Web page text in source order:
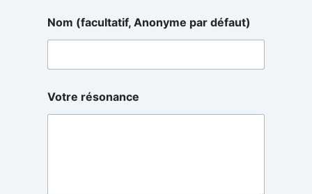
a
r
r
é
s
Nom (facultatif, Anonyme par défaut)
Votre résonance